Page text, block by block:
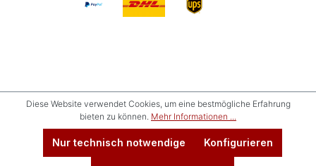
Diese Website verwendet Cookies, um eine bestmögliche Erfahrung
bieten zu können. Mehr Informationen ...
Nur technisch notwendige Konfigurieren